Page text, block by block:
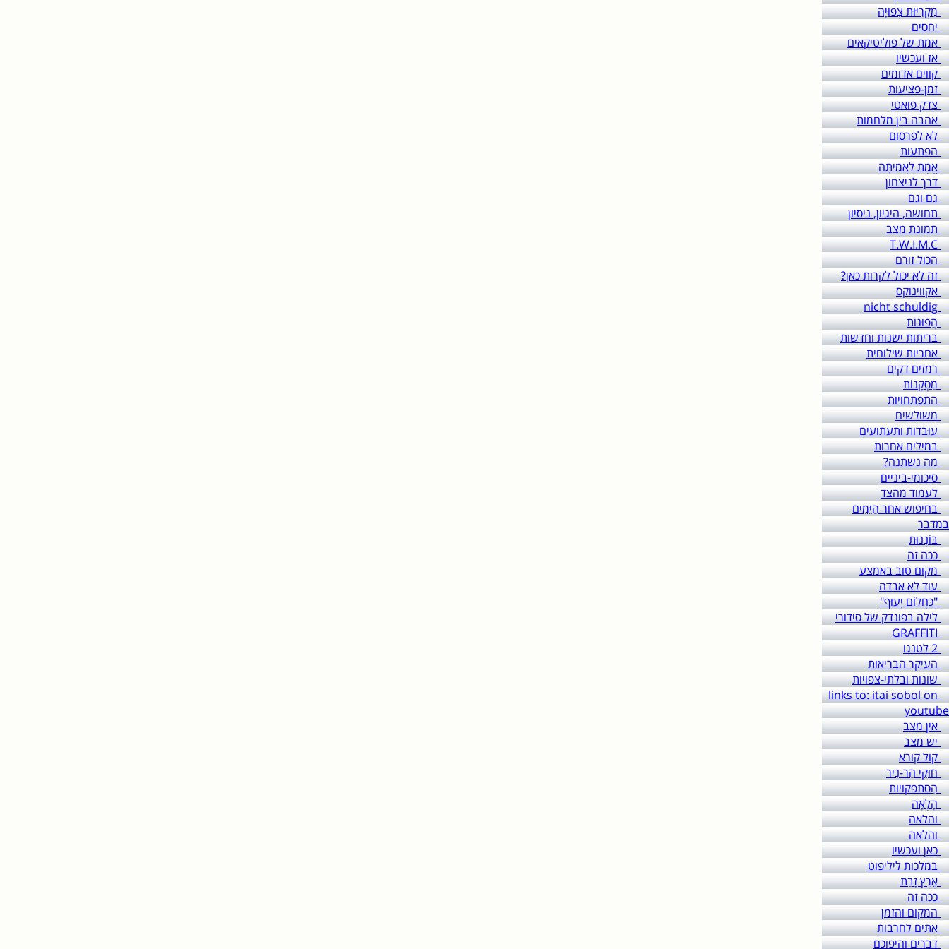
מִקְרִיּוּת צְפוּיָה
יחסים
אמת של פוליטיקאים
אז ועכשיו
קווים אדומים
זמן-פציעות
צדק פואטי
אהבה בין מלחמות
לא לפרסום
הפתעות
אֱמֶת לַאֲמִיתָּה
דרך לניצחון
גם וגם
תחושה, היגיון, ניסיון
תמונת מצב
T.W.I.M.C
הכול זורם
זה לא יכול לקרות כאן?
אקווינוקס
nicht schuldig
הֲפוּגוֹת
בריתות ישנות וחדשות
אחריות שילוחית
רמזים דקים
מַסְקָנוֹת
התפתחויות
משולשים
עוּבדות ותעתועים
במילים אחרות
מה נשתנה?
סיכומי-ביניים
לעמוד מהצד
בחיפוש אחר הַיֵּמִים
במדבר
בּוֹנְנוּת
ככה זה
מקום טוב באמצע
עוד לא אבדה
"כַּחֲלוֹם יָעוּף"
לילה בפונדק של סידורי
GRAFFITI
2 לטנגו
העיקר הבריאות
שונות ובלתי-צפויות
links to: itai sobol on
youtube
אין מצב
יש מצב
קול קורא
חוּקֵי הַר-נִיר
הִסתפקויות
הָלְאָה
והלאה
והלאה
כאן ועכשיו
במלכות ליליפוט
אֶרֶץ זָבַת
ככה זה
המקום והזמן
אִתִּים לחרבות
דברים והיפוכם